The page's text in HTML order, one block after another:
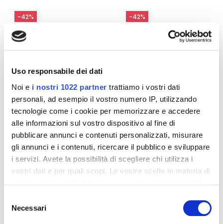
Uso responsabile dei dati
Noi e i nostri 1022 partner trattiamo i vostri dati
personali, ad esempio il vostro numero IP, utilizzando
tecnologie come i cookie per memorizzare e accedere
alle informazioni sul vostro dispositivo al fine di
pubblicare annunci e contenuti personalizzati, misurare
gli annunci e i contenuti, ricercare il pubblico e sviluppare
i servizi. Avete la possibilità di scegliere chi utilizza i
vostri dati e per quali scopi. Le vostre scelte in materia di
modificare o revocare il proprio consenso in qualsiasi
momento dalla Dichiarazione sui cookie o facendo clic
delNecessari
Integratori per dimagrire
Amin 21 K al cacao - 21
bustine
55,18 €
carrello
-42%
Integratori per dimagrire
Amin 21 K neutro
-42%